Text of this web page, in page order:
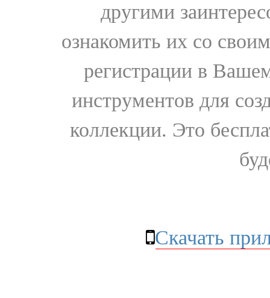
другими
ознакомить их со
регистрации в
инструментов для
коллекции. Это
Скачать